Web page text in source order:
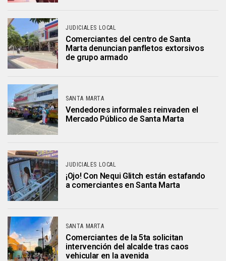
JUDICIALES LOCAL
Comerciantes del centro de Santa
Marta denuncian panfletos extorsivos
de grupo armado
SANTA MARTA
Vendedores informales reinvaden el
Mercado Público de Santa Marta
JUDICIALES LOCAL
¡Ojo! Con Nequi Glitch están estafando
a comerciantes en Santa Marta
SANTA MARTA
Comerciantes de la 5ta solicitan
intervención del alcalde tras caos
vehicular en la avenida